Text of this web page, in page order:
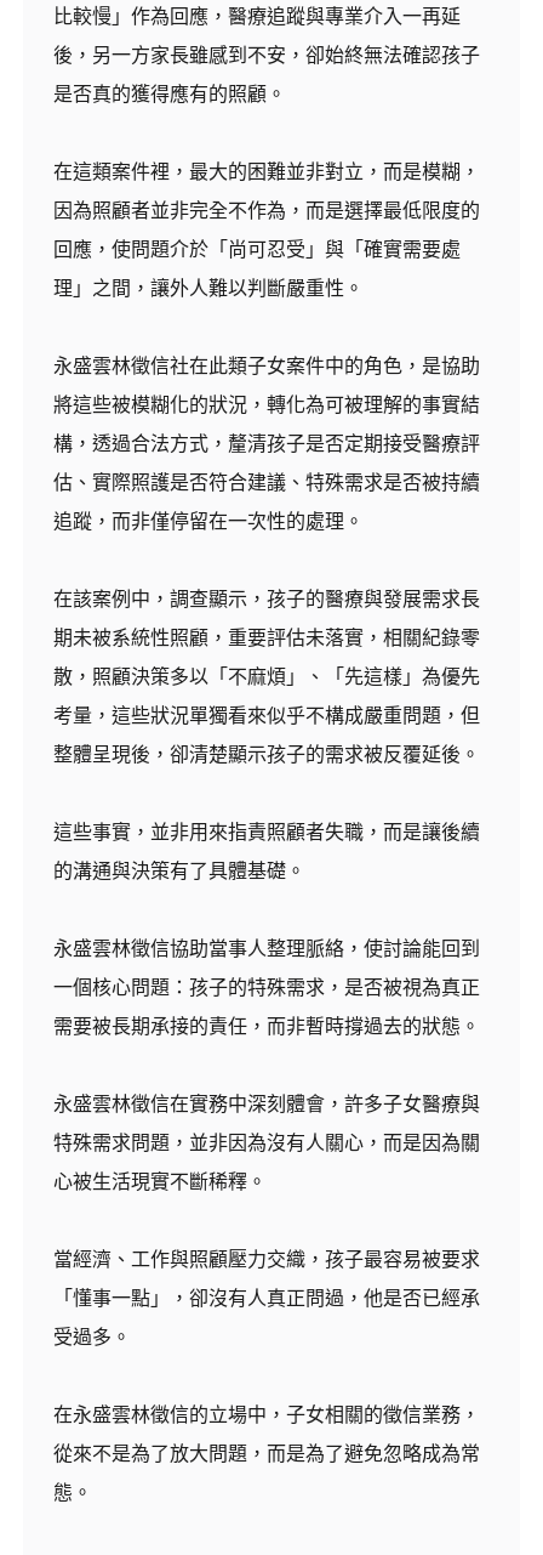
比較慢」作為回應，醫療追蹤與專業介入一再延
後，另一方家長雖感到不安，卻始終無法確認孩子
是否真的獲得應有的照顧。
在這類案件裡，最大的困難並非對立，而是模糊，
因為照顧者並非完全不作為，而是選擇最低限度的
回應，使問題介於「尚可忍受」與「確實需要處
理」之間，讓外人難以判斷嚴重性。
永盛雲林徵信社在此類子女案件中的角色，是協助
將這些被模糊化的狀況，轉化為可被理解的事實結
構，透過合法方式，釐清孩子是否定期接受醫療評
估、實際照護是否符合建議、特殊需求是否被持續
追蹤，而非僅停留在一次性的處理。
在該案例中，調查顯示，孩子的醫療與發展需求長
期未被系統性照顧，重要評估未落實，相關紀錄零
散，照顧決策多以「不麻煩」、「先這樣」為優先
考量，這些狀況單獨看來似乎不構成嚴重問題，但
整體呈現後，卻清楚顯示孩子的需求被反覆延後。
這些事實，並非用來指責照顧者失職，而是讓後續
的溝通與決策有了具體基礎。
永盛雲林徵信協助當事人整理脈絡，使討論能回到
一個核心問題：孩子的特殊需求，是否被視為真正
需要被長期承接的責任，而非暫時撐過去的狀態。
永盛雲林徵信在實務中深刻體會，許多子女醫療與
特殊需求問題，並非因為沒有人關心，而是因為關
心被生活現實不斷稀釋。
當經濟、工作與照顧壓力交織，孩子最容易被要求
「懂事一點」，卻沒有人真正問過，他是否已經承
受過多。
在永盛雲林徵信的立場中，子女相關的徵信業務，
從來不是為了放大問題，而是為了避免忽略成為常
態。